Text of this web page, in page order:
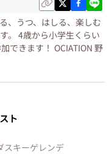
、うつ、はしる、楽しむ
。 4歳から小学生くらい
できます！ OCIATION 野
ト
スキーゲレンデ